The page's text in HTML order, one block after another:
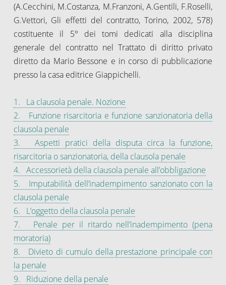
(A.Cecchini, M.Costanza, M.Franzoni, A.Gentili, F.Roselli,
G.Vettori, Gli effetti del contratto, Torino, 2002, 578)
costituente il 5° dei tomi dedicati alla disciplina
generale del contratto nel Trattato di diritto privato
diretto da Mario Bessone e in corso di pubblicazione
presso la casa editrice Giappichelli.
1. La clausola penale. Nozione
2. Funzione risarcitoria e funzione sanzionatoria della
clausola penale
3. Aspetti pratici della disputa circa la funzione,
risarcitoria o sanzionatoria, della clausola penale
4. Accessorietà della clausola penale all’obbligazione
5. Imputabilità dell’inadempimento sanzionato con la
clausola penale
6. L’oggetto della clausola penale
7. Penale per il ritardo nell’inadempimento (pena
moratoria)
8. Divieto di cumulo della prestazione principale con
la penale
9. Riduzione della penale